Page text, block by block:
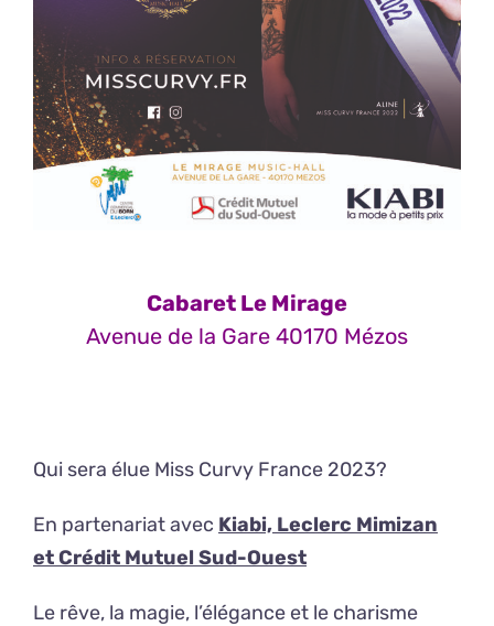
Cabaret Le Mirage
Avenue de la Gare 40170 Mézos
Qui sera élue Miss Curvy France 2023?
En partenariat avec Kiabi, Leclerc Mimizan
et Crédit Mutuel Sud-Ouest
Le rêve, la magie, l’élégance et le charisme